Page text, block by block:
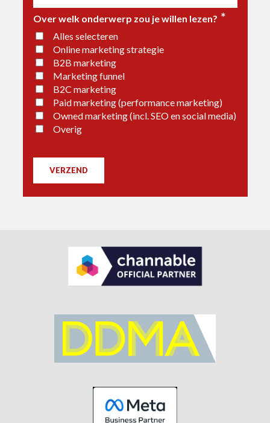
Over welk onderwerp zou je willen lezen? *
Alles selecteren
Online marketing strategie
B2B marketing
Marketing funnel
B2C marketing
Paid marketing (performance marketing)
Owned marketing (incl. SEO en social media)
Overig
VERZEND